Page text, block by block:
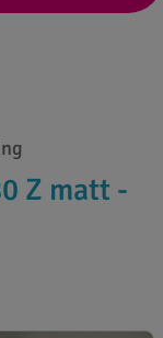
Z matt -